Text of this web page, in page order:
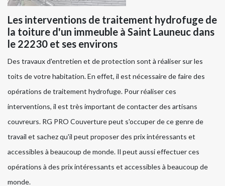
Les interventions de traitement hydrofuge de
la toiture d'un immeuble à Saint Launeuc dans
le 22230 et ses environs
Des travaux d'entretien et de protection sont à réaliser sur les
toits de votre habitation. En effet, il est nécessaire de faire des
opérations de traitement hydrofuge. Pour réaliser ces
interventions, il est très important de contacter des artisans
couvreurs. RG PRO Couverture peut s'occuper de ce genre de
travail et sachez qu'il peut proposer des prix intéressants et
accessibles à beaucoup de monde. Il peut aussi effectuer ces
opérations à des prix intéressants et accessibles à beaucoup de
monde.